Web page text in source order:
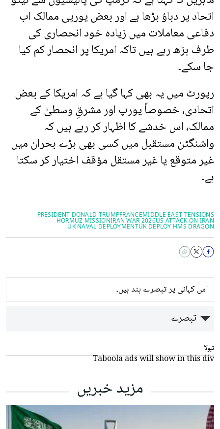
اتحاد پر دباؤ بڑھا ہے اور بعض یورپی ممالک اب
دفاعی معاملات میں زیادہ خود انحصاری کی
طرف بڑھ رہے ہیں تاکہ امریکا پر انحصار کم کیا
جا سکے۔
رپورٹ میں یہ بھی کہا گیا ہے کہ امریکا کے بعض
اتحادی، خصوصاً یورپ اور مشرقِ وسطیٰ کے
ممالک، اس خدشے کا اظہار کر رہے ہیں کہ
واشنگٹن مستقبل میں کسی بھی بڑے بحران میں
غیر متوقع یا غیر مستقل مؤقف اختیار کر سکتا
ہے۔
MIDDLE EAST TENSIONS
FRANCE
PRESIDENT DONALD TRUMP
US ATTACK ON IRAN
IRAN WAR 2026
HORMUZ MISSION
UK DEPLOY HMS DRAGON
UK NAVAL DEPLOYMENT
اس کہانی پر تبصرے بند ہیں۔
تبصرے
تبولا
Taboola ads will show in this div
مزید خبریں